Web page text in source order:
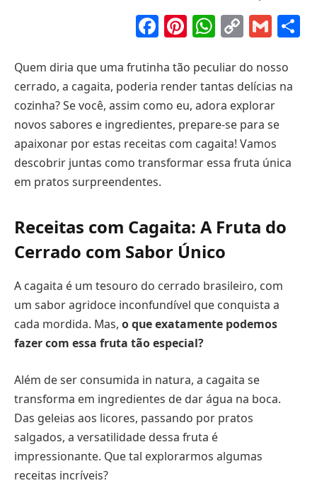
Facebook
Pinterest
Copy
Quem diria que uma frutinha tão peculiar do nosso
cerrado, a cagaita, poderia render tantas delícias na
cozinha? Se você, assim como eu, adora explorar
novos sabores e ingredientes, prepare-se para se
apaixonar por estas receitas com cagaita! Vamos
descobrir juntas como transformar essa fruta única
em pratos surpreendentes.
Receitas com Cagaita: A Fruta do
Cerrado com Sabor Único
A cagaita é um tesouro do cerrado brasileiro, com
um sabor agridoce inconfundível que conquista a
cada mordida. Mas, o que exatamente podemos
fazer com essa fruta tão especial?
Além de ser consumida in natura, a cagaita se
transforma em ingredientes de dar água na boca.
Das geleias aos licores, passando por pratos
salgados, a versatilidade dessa fruta é
impressionante. Que tal explorarmos algumas
receitas incríveis?